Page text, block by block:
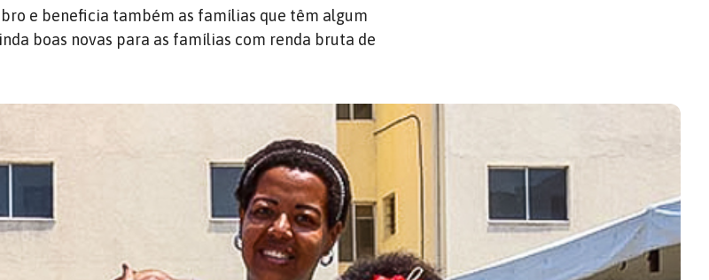
e beneficia também as famílias que têm algum
boas novas para as famílias com renda bruta de